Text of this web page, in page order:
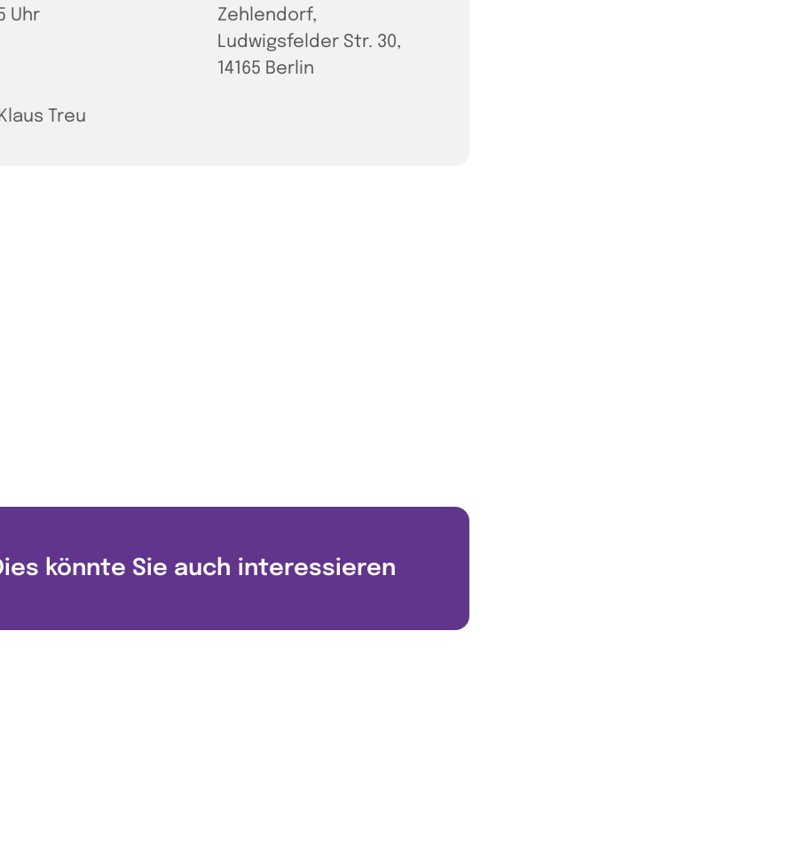
Uhr
Zehlendorf,
Ludwigsfelder Str. 30,
14165 Berlin
Treu
könnte Sie auch interessieren